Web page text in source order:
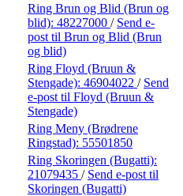
Ring Brun og Blid (Brun og
blid): 48227000 / Send e-
post til Brun og Blid (Brun
og blid)
Ring Floyd (Bruun &
Stengade): 46904022 / Send
e-post til Floyd (Bruun &
Stengade)
Ring Meny (Brødrene
Ringstad): 55501850
Ring Skoringen (Bugatti):
21079435 / Send e-post til
Skoringen (Bugatti)